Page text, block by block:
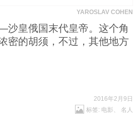
YAROSLAV COHEN
皇俄国末代皇帝。这个角
密的胡须，不过，其他地方
2016年2月9日
标签: 电影 、 名人